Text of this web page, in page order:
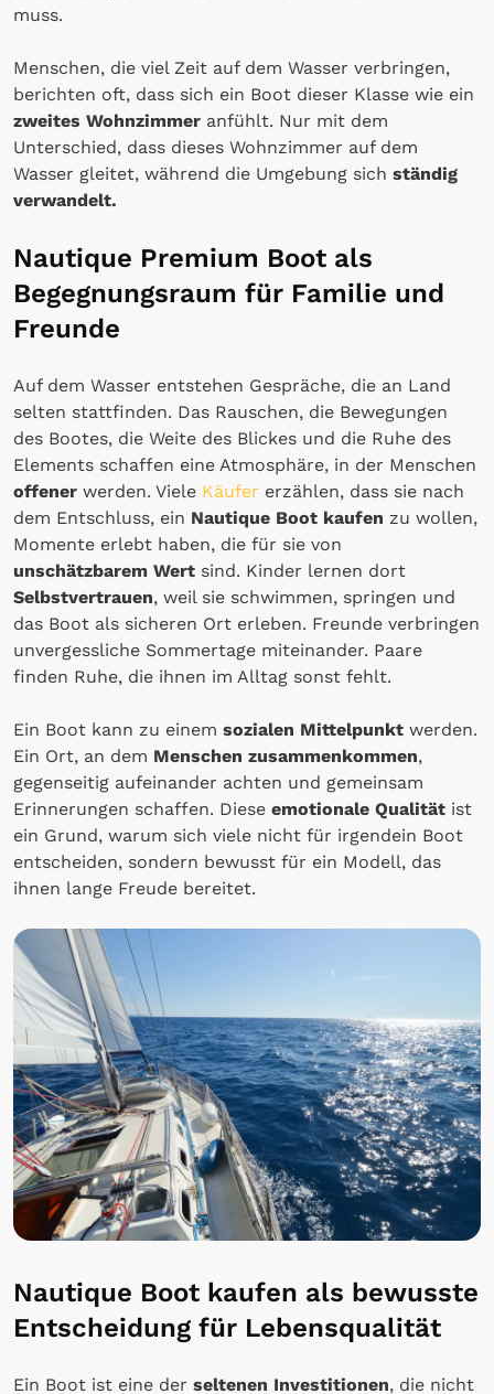
muss.
Menschen, die viel Zeit auf dem Wasser verbringen,
berichten oft, dass sich ein Boot dieser Klasse wie ein
zweites Wohnzimmer anfühlt. Nur mit dem
Unterschied, dass dieses Wohnzimmer auf dem
Wasser gleitet, während die Umgebung sich ständig
verwandelt.
Nautique Premium Boot als
Begegnungsraum für Familie und
Freunde
Auf dem Wasser entstehen Gespräche, die an Land
selten stattfinden. Das Rauschen, die Bewegungen
des Bootes, die Weite des Blickes und die Ruhe des
Elements schaffen eine Atmosphäre, in der Menschen
offener werden. Viele Käufer erzählen, dass sie nach
dem Entschluss, ein Nautique Boot kaufen zu wollen,
Momente erlebt haben, die für sie von
unschätzbarem Wert sind. Kinder lernen dort
Selbstvertrauen, weil sie schwimmen, springen und
das Boot als sicheren Ort erleben. Freunde verbringen
unvergessliche Sommertage miteinander. Paare
finden Ruhe, die ihnen im Alltag sonst fehlt.
Ein Boot kann zu einem sozialen Mittelpunkt werden.
Ein Ort, an dem Menschen zusammenkommen,
gegenseitig aufeinander achten und gemeinsam
Erinnerungen schaffen. Diese emotionale Qualität ist
ein Grund, warum sich viele nicht für irgendein Boot
entscheiden, sondern bewusst für ein Modell, das
ihnen lange Freude bereitet.
Nautique Boot kaufen als bewusste
Entscheidung für Lebensqualität
Ein Boot ist eine der seltenen Investitionen, die nicht